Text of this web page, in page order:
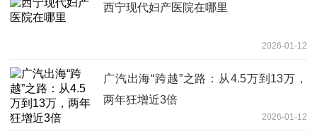
西宁现代妇产医院在哪里
2026-01-12
广汽出海“跨越”之路：从4.5万到13万，
两年狂增近3倍
2026-01-12